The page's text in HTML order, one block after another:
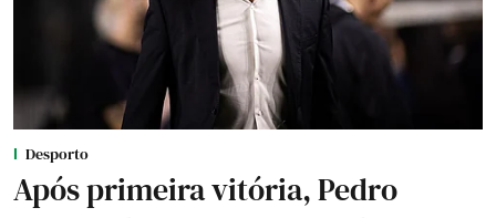
Desporto
Após primeira vitória, Pedro